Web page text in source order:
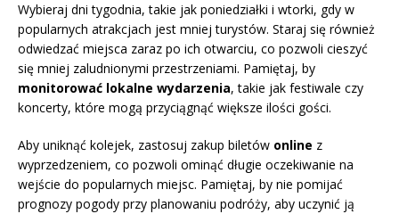
Wybieraj dni tygodnia, takie jak poniedziałki i wtorki, gdy w
popularnych atrakcjach jest mniej turystów. Staraj się również
odwiedzać miejsca zaraz po ich otwarciu, co pozwoli cieszyć
się mniej zaludnionymi przestrzeniami. Pamiętaj, by
monitorować lokalne wydarzenia, takie jak festiwale czy
koncerty, które mogą przyciągnąć większe ilości gości.
Aby uniknąć kolejek, zastosuj zakup biletów online z
wyprzedzeniem, co pozwoli ominąć długie oczekiwanie na
wejście do popularnych miejsc. Pamiętaj, by nie pomijać
prognozy pogody przy planowaniu podróży, aby uczynić ją